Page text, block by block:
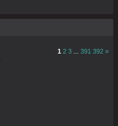
1 2 3 391 392 »